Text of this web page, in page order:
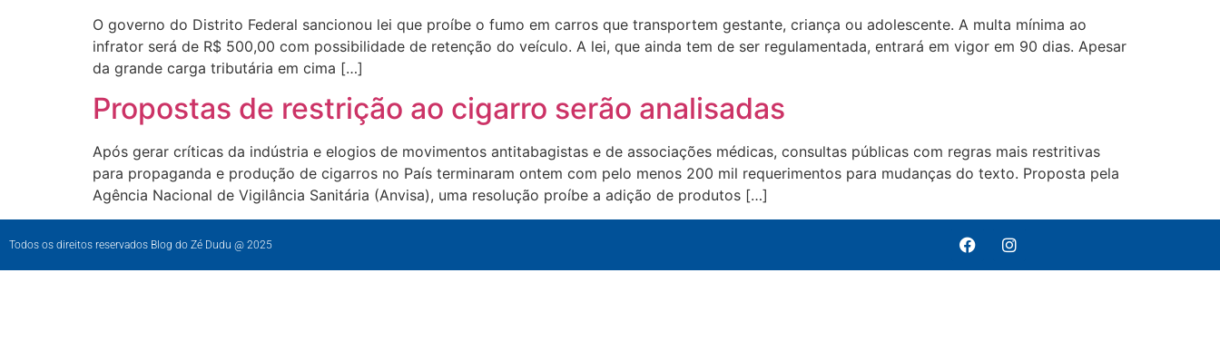
O governo do Distrito Federal sancionou lei que proíbe o fumo em carros que transportem gestante, criança ou adolescente. A multa mínima ao
infrator será de R$ 500,00 com possibilidade de retenção do veículo. A lei, que ainda tem de ser regulamentada, entrará em vigor em 90 dias. Apesar
da grande carga tributária em cima […]
Propostas de restrição ao cigarro serão analisadas
Após gerar críticas da indústria e elogios de movimentos antitabagistas e de associações médicas, consultas públicas com regras mais restritivas
para propaganda e produção de cigarros no País terminaram ontem com pelo menos 200 mil requerimentos para mudanças do texto. Proposta pela
Agência Nacional de Vigilância Sanitária (Anvisa), uma resolução proíbe a adição de produtos […]
Todos os direitos reservados Blog do Zé Dudu @ 2025